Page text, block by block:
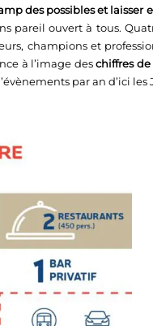
des possibles et laisser
pareil ouvert à tous.
champions et
à l’image deschiffres de
par an d’ici les